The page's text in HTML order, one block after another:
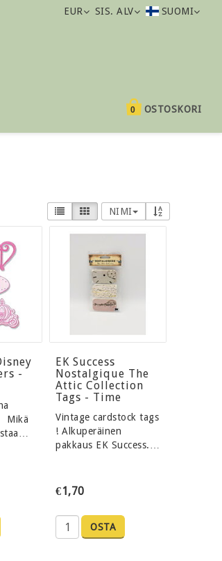
EUR SIS. ALV SUOMI
OSTOSKORI
0
NIMI
-
Mikä
EK Success
Nostalgique The
Attic Collection
Tags - Time
Vintage cardstock tags
! Alkuperäinen
pakkaus EK Success.…
€1,70
OSTA